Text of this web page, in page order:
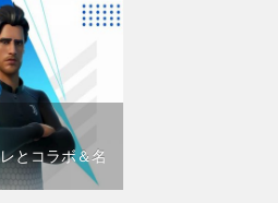
とコラボ＆名